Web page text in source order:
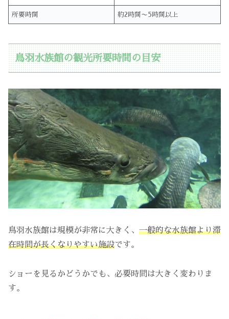
所要時間 約2時間〜5時間以上
鳥羽水族館の観光所要時間の目安
鳥羽水族館は規模が非常に大きく、 一般的な水族館より滞
在時間が長くなりやすい施設です。
ショーを見るかどうかでも、必要時間は大きく変わりま
す。